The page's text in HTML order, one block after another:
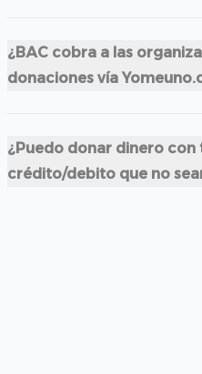
¿BAC cobra a las
donaciones vía
¿Puedo donar dinero con
crédito/debito que no